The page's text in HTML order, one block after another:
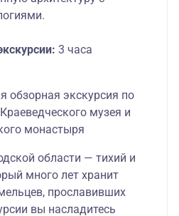
3 часа
обзорная экскурсия по
музея и
монастыря
области — тихий и
много лет хранит
прославивших
вы насладитесь